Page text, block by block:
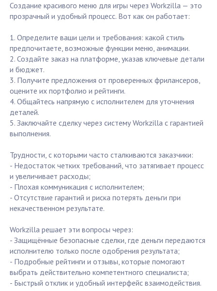
Создание красивого меню для игры через Workzilla — это
прозрачный и удобный процесс. Вот как он работает:
1. Определите ваши цели и требования: какой стиль
предпочитаете, возможные функции меню, анимации.
2. Создайте заказ на платформе, указав ключевые детали
и бюджет.
3. Получите предложения от проверенных фрилансеров,
оцените их портфолио и рейтинги.
4. Общайтесь напрямую с исполнителем для уточнения
деталей.
5. Заключайте сделку через систему Workzilla с гарантией
выполнения.
Трудности, с которыми часто сталкиваются заказчики:
- Недостаток четких требований, что затягивает процесс
и увеличивает расходы;
- Плохая коммуникация с исполнителем;
- Отсутствие гарантий и риска потерять деньги при
некачественном результате.
Workzilla решает эти вопросы через:
- Защищённые безопасные сделки, где деньги передаются
исполнителю только после одобрения результата;
- Подробные рейтинги и отзывы, которые помогают
выбрать действительно компетентного специалиста;
- Быстрый отклик и удобный интерфейс взаимодействия.